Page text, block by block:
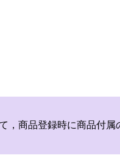
，商品登録時に商品